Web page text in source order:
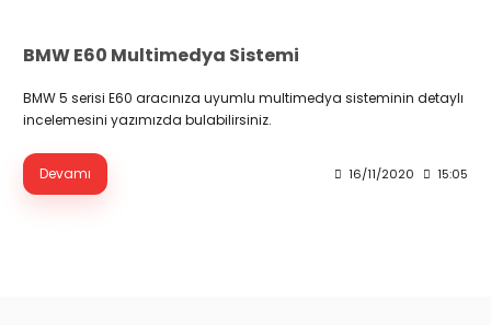
BMW E60 Multimedya Sistemi
BMW 5 serisi E60 aracınıza uyumlu multimedya sisteminin detaylı
incelemesini yazımızda bulabilirsiniz.
Devamı 16/11/2020 15:05